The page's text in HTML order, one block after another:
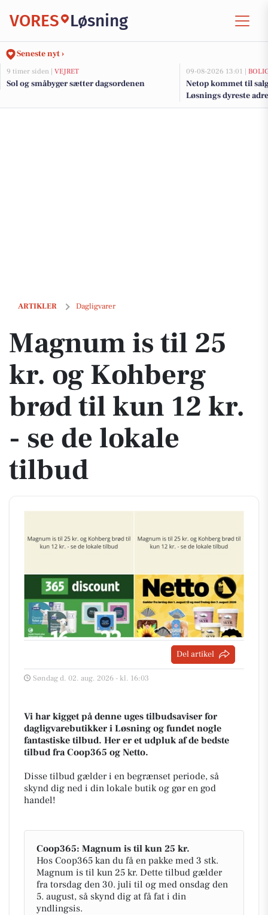
VORES Løsning
Seneste nyt ›
9 timer siden | VEJRET
Sol og småbyger sætter dagsordenen
09-08-2026 13:01 |
Netop kommet til
Løsnings dyreste
ARTIKLER Dagligvarer
Magnum is til 25 kr. og Kohberg brød til kun 12 kr. - se de lokale
Magnum is til 25
kr. og Kohberg
brød til kun 12 kr.
- se de lokale
tilbud
Del artikel
Søndag d. 02. aug. 2026 - kl. 16:03
Vi har kigget på denne uges tilbudsaviser for
dagligvarebutikker i Løsning og fundet nogle
fantastiske tilbud. Her er et udpluk af de bedste
tilbud fra Coop365 og Netto.
Disse tilbud gælder i en begrænset periode, så
skynd dig ned i din lokale butik og gør en god
handel!
Coop365: Magnum is til kun 25 kr.
Hos Coop365 kan du få en pakke med 3 stk.
Magnum is til kun 25 kr. Dette tilbud gælder
fra torsdag den 30. juli til og med onsdag den
5. august, så skynd dig at få fat i din
yndlingsis.